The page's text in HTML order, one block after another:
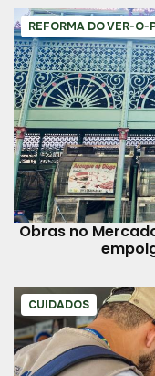
REFORMA DO VER-O-
Obras no
CUIDADOS